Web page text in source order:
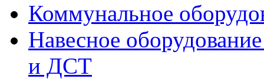
Коммунальное
Навесное
и ДСТ